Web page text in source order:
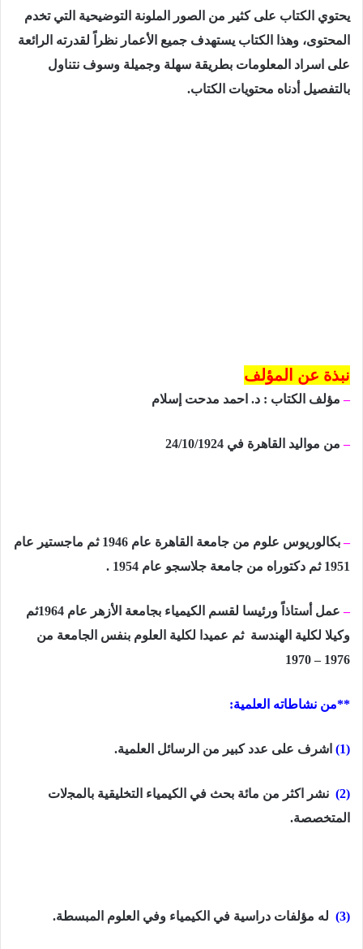
يحتوي الكتاب على كثير من الصور الملونة التوضيحية التي تخدم
المحتوى، وهذا الكتاب يستهدف جميع الأعمار نظراً لقدرته الرائعة
على اسراد المعلومات بطريقة سهلة وجميلة وسوف نتناول
بالتفصيل أدناه محتويات الكتاب.
نبذة عن المؤلف
–مؤلف الكتاب : د. احمد مدحت إسلام
– من مواليد القاهرة في 24/10/1924
–بكالوريوس علوم من جامعة القاهرة عام 1946
ثم ماجستير عام
1951 ثم
دكتوراه من جامعة جلاسجو عام 1954
.
– عمل أستاذاً ورئيسا لقسم الكيمياء بجامعة الأزهر عام 1964ثم
وكيلا لكلية الهندسة ثم عميدا لكلية العلوم بنفس الجامعة من
1970 – 1976
**من نشاطاته العلمية:
(1) اشرف على عدد كبير من الرسائل العلمية.
(2)
نشر اكثر من مائة بحث في الكيمياء التخليقية باﻟﻤﺠلات
المتخصصة.
(3) له مؤلفات دراسية في الكيمياء وفي العلوم المبسطة.